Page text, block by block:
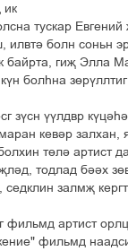
òóñêàð Åâãåíèé
èëâò³ áîëí ñîíüí
áàéðòà, ãèš
áîëºíà
ç¢ñí ¢¢ëäâð
êåâ³ð çàëõàí,
ò´ë³ àðòèñò
òîäëàä á³³õ
ñåäêëèí çàëìš
ôèëüìä àðòèñò
ôèëüìä